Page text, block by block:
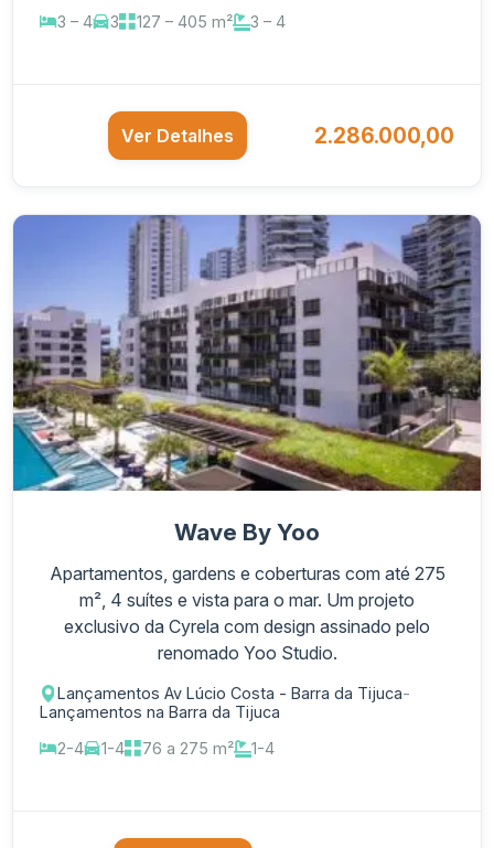
3 – 4 3 127 – 405 m² 3 – 4
Ver Detalhes 2.286.000,00
Wave By Yoo
Apartamentos, gardens e coberturas com até 275
m², 4 suítes e vista para o mar. Um projeto
exclusivo da Cyrela com design assinado pelo
renomado Yoo Studio.
Lançamentos Av Lúcio Costa - Barra da Tijuca-
Lançamentos na Barra da Tijuca
2-4
1-4 76 a 275 m² 1-4